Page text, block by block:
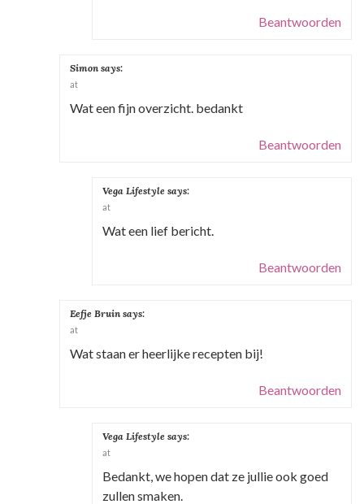
Beantwoorden
Simon says:
at
Wat een fijn overzicht. bedankt
Beantwoorden
Vega Lifestyle says:
at
Wat een lief bericht.
Beantwoorden
Eefje Bruin says:
at
Wat staan er heerlijke recepten bij!
Beantwoorden
Vega Lifestyle says:
at
Bedankt, we hopen dat ze jullie ook goed
zullen smaken.